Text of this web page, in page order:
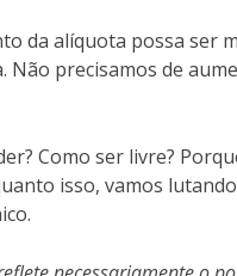
da alíquota possa ser
Não precisamos de
Como ser livre?
isso, vamos